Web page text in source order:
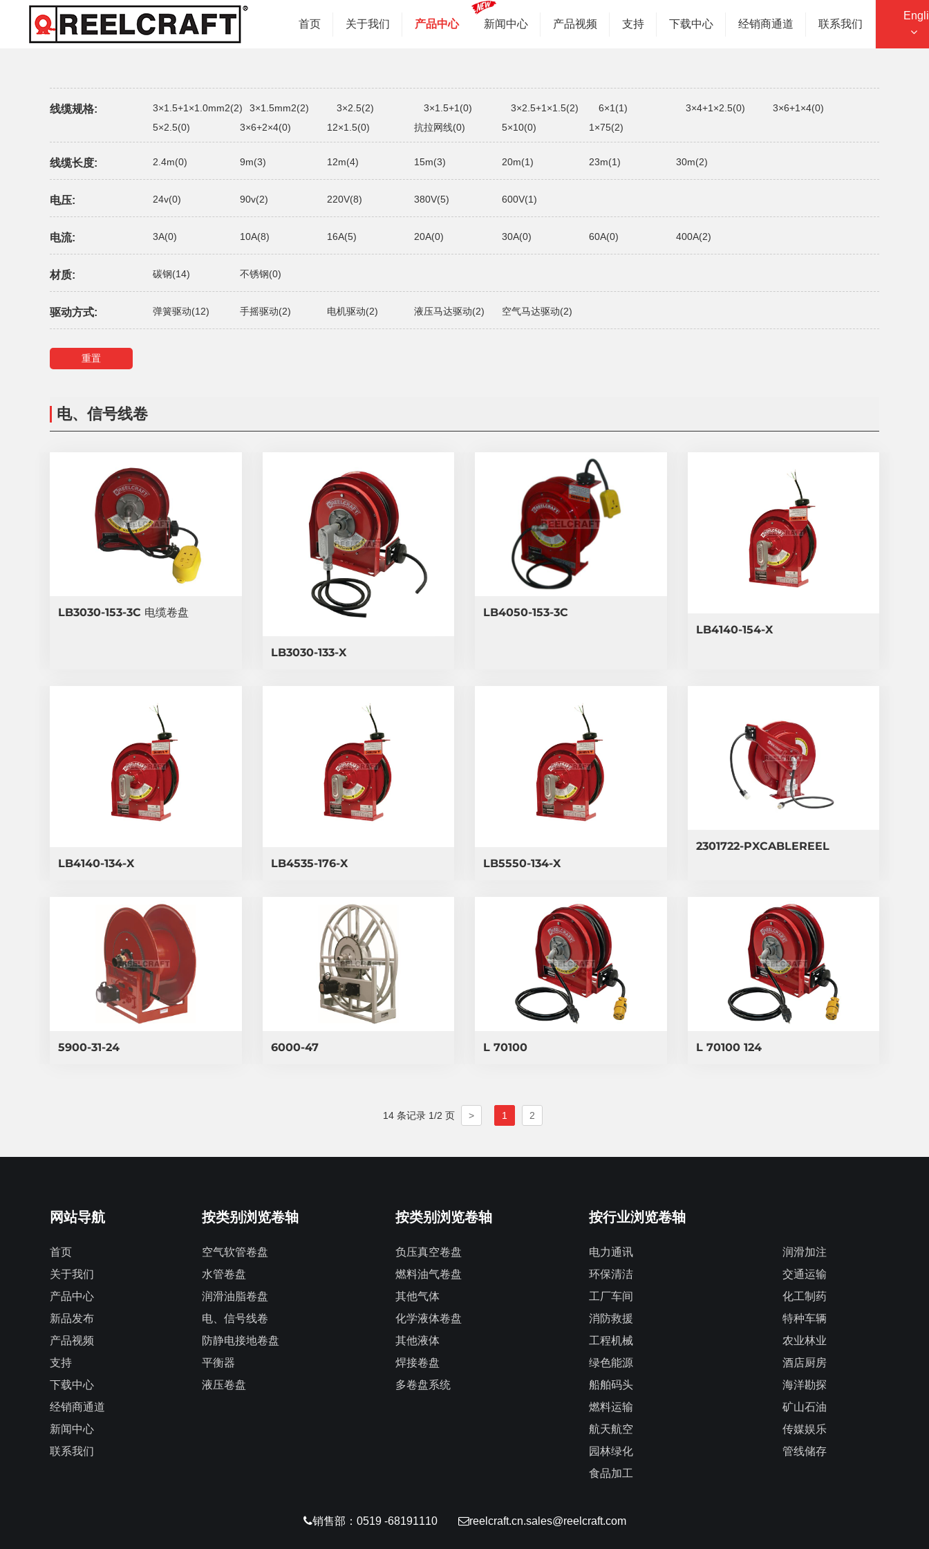
首页 关于我们 产品中心 新闻中心 产品视频 支持 下载中心 经销商通道 联系我们
您的位置：主页 产品中心 电、信号线卷
线缆规格: 3×1.5+1×1.0mm2(2) 3×1.5mm2(2) 3×2.5(2) 3×1.5+1(0) 3×2.5+1×1.5(2) 6×1(1) 3×4+1×2.5(0)
3×6+1×4(0)
5×2.5(0)
3×6+2×4(0) 12×1.5(0) 抗拉网线(0) 5×10(0) 1×75(2)
线缆长度: 2.4m(0) 9m(3) 12m(4) 15m(3) 20m(1) 23m(1) 30m(2)
电压: 24v(0) 90v(2) 220V(8) 380V(5) 600V(1)
电流: 3A(0) 10A(8) 16A(5) 20A(0) 30A(0) 60A(0) 400A(2)
材质: 碳钢(14) 不锈钢(0)
驱动方式: 弹簧驱动(12) 手摇驱动(2) 电机驱动(2) 液压马达驱动(2) 空气马达驱动(2)
重置
电、信号线卷
LB3030-153-3C 电缆卷盘
LB3030-133-X
LB4050-153-3C
LB4140-154-X
LB4140-134-X LB4535-176-X LB5550-134-X
2301722-PXCABLEREEL
5900-31-24 6000-47 L 70100 L 70100 124
14 条记录 1/2 页 > 1 2
网站导航
首页
关于我们
产品中心
新品发布
产品视频
支持
下载中心
经销商通道
新闻中心
联系我们
按类别浏览卷轴
空气软管卷盘
水管卷盘
润滑油脂卷盘
电、信号线卷
防静电接地卷盘
平衡器
液压卷盘
按类别浏览卷轴
负压真空卷盘
燃料油气卷盘
其他气体
化学液体卷盘
其他液体
焊接卷盘
多卷盘系统
按行业浏览卷轴
电力通讯
环保清洁
工厂车间
消防救援
工程机械
绿色能源
船舶码头
燃料运输
航天航空
园林绿化
食品加工
润滑加注
交通运输
化工制药
特种车辆
农业林业
酒店厨房
海洋勘探
矿山石油
传媒娱乐
管线储存
销售部：0519 -68191110 reelcraft.cn.sales@reelcraft.com